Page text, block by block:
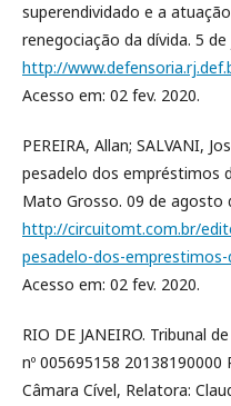
superendividado e a
renegociação da dívida. 5
http://
Acesso em: 02 fev. 2020.
PEREIRA, Allan; SALVANI,
pesadelo dos empréstimos
Mato Grosso. 09 de agosto
http://circuitomt.com.br/
pesadelo-dos-
Acesso em: 02 fev. 2020.
RIO DE JANEIRO. Tribunal
nº 005695158 20138190000
Câmara Cível, Relatora: